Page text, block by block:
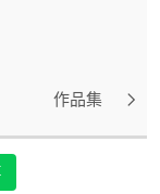
作品集